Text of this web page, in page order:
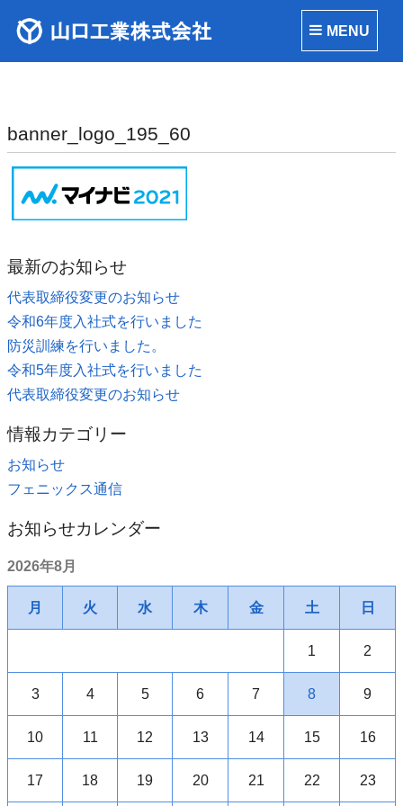
MENU
banner_logo_195_60
最新のお知らせ
代表取締役変更のお知らせ
令和6年度入社式を行いました
防災訓練を行いました。
令和5年度入社式を行いました
代表取締役変更のお知らせ
情報カテゴリー
お知らせ
フェニックス通信
お知らせカレンダー
2026年8月
月 火 水 木 金 土 日
1 2
3 4 5 6 7 8 9
10 11 12 13 14 15 16
17 18 19 20 21 22 23